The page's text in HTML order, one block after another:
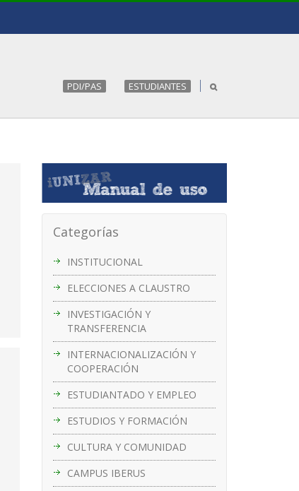
PDI/PAS ESTUDIANTES
Categorías
INSTITUCIONAL
ELECCIONES A CLAUSTRO
INVESTIGACIÓN Y
TRANSFERENCIA
INTERNACIONALIZACIÓN Y
COOPERACIÓN
ESTUDIANTADO Y EMPLEO
ESTUDIOS Y FORMACIÓN
CULTURA Y COMUNIDAD
CAMPUS IBERUS